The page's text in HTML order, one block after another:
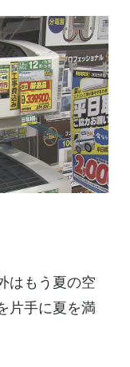
はもう夏の空
片手に夏を満